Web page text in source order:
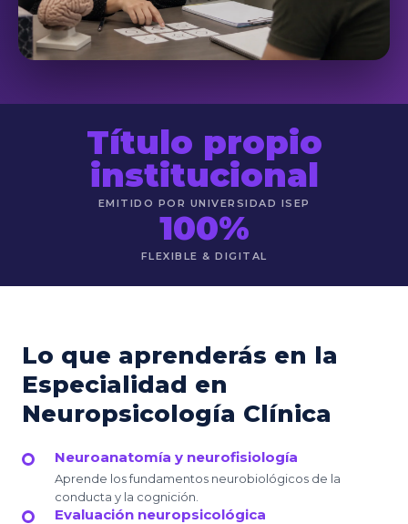
Título propio
institucional
EMITIDO POR UNIVERSIDAD ISEP
100%
FLEXIBLE & DIGITAL
Lo que aprenderás en la
Especialidad en
Neuropsicología Clínica
Neuroanatomía y neurofisiología
Aprende los fundamentos neurobiológicos de la
conducta y la cognición.
Evaluación neuropsicológica